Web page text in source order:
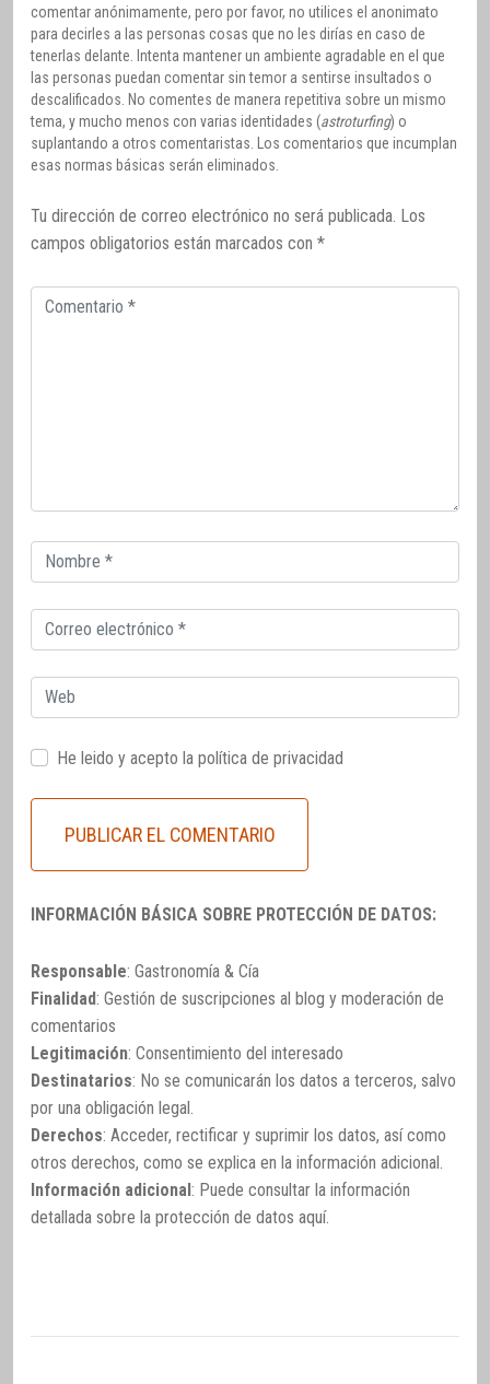
comentar anónimamente, pero por favor, no utilices el anonimato
para decirles a las personas cosas que no les dirías en caso de
tenerlas delante. Intenta mantener un ambiente agradable en el que
las personas puedan comentar sin temor a sentirse insultados o
descalificados. No comentes de manera repetitiva sobre un mismo
tema, y mucho menos con varias identidades (astroturfing) o
suplantando a otros comentaristas. Los comentarios que incumplan
esas normas básicas serán eliminados.
Tu dirección de correo electrónico no será publicada. Los
campos obligatorios están marcados con *
Comentario
Correo
electrónico
Correo
electrónico
Web
He leido y acepto la política de privacidad
INFORMACIÓN BÁSICA SOBRE PROTECCIÓN DE DATOS:
Responsable: Gastronomía & Cía
Finalidad: Gestión de suscripciones al blog y moderación de
comentarios
Legitimación: Consentimiento del interesado
Destinatarios: No se comunicarán los datos a terceros, salvo
por una obligación legal.
Derechos: Acceder, rectificar y suprimir los datos, así como
otros derechos, como se explica en la información adicional.
Información adicional : Puede consultar la información
detallada sobre la protección de datos aquí.